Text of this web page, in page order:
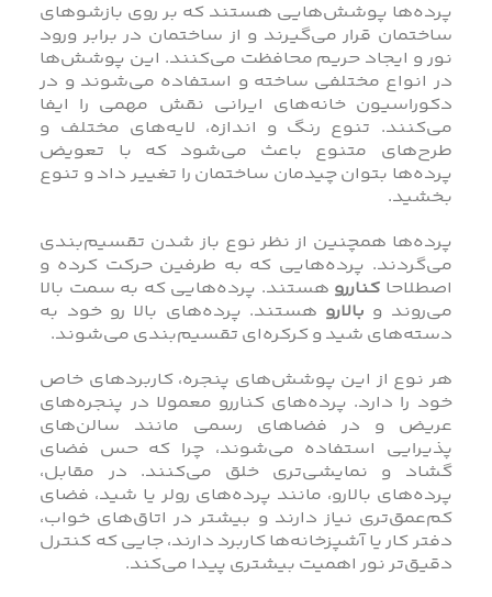
پرده‌ها پوشش‌هایی هستند که بر روی بازشوهای
ساختمان قرار می‌گیرند و از ساختمان در برابر ورود
نور و ایجاد حریم محافظت می‌کنند. این پوشش‌ها
در انواع مختلفی ساخته و استفاده می‌شوند و در
دکوراسیون خانه‌های ایرانی نقش مهمی را ایفا
می‌کنند. تنوع رنگ و اندازه، لایه‌های مختلف و
طرح‌های متنوع باعث می‌شود که با تعویض
پرده‌ها بتوان چیدمان ساختمان را تغییر داد و تنوع
بخشید.
پرده‌ها همچنین از نظر نوع باز شدن تقسیم‌بندی
می‌گردند. پرده‌هایی که به طرفین حرکت کرده و
اصطلاحا کناررو هستند. پرده‌هایی که به سمت بالا
می‌روند و بالارو هستند. پرده‌های بالا رو خود به
دسته‌های شید و کرکره‌ای تقسیم‌بندی می‌شوند.
هر نوع از این پوشش‌های پنجره، کاربردهای خاص
خود را دارد. پرده‌های کناررو معمولا در پنجره‌های
عریض و در فضاهای رسمی مانند سالن‌های
پذیرایی استفاده می‌شوند، چرا که حس فضای
گشاد و نمایشی‌تری خلق می‌کنند. در مقابل،
پرده‌های بالارو، مانند پرده‌های رولر یا شید، فضای
کم‌عمق‌تری نیاز دارند و بیشتر در اتاق‌های خواب،
دفتر کار یا آشپزخانه‌ها کاربرد دارند، جایی که کنترل
دقیق‌تر نور اهمیت بیشتری پیدا می‌کند.